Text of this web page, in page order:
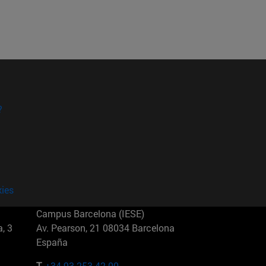
3
Campus Barcelona (IESE)
Av. Pearson, 21 08034 Barcelona
España